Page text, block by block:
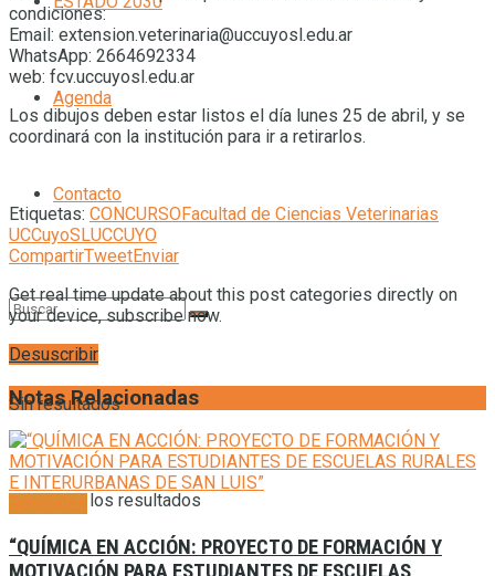
Agenda
Contacto
Sin resultados
Ver todos los resultados
condiciones:
Email: extension.veterinaria@uccuyosl.edu.ar
WhatsApp: 2664692334
web: fcv.uccuyosl.edu.ar
Los dibujos deben estar listos el día lunes 25 de abril, y se
coordinará con la institución para ir a retirarlos.
Etiquetas: CONCURSOFacultad de Ciencias Veterinarias
UCCuyoSLUCCUYO
CompartirTweetEnviar
Get real time update about this post categories directly on
your device, subscribe now.
Desuscribir
Notas Relacionadas
“QUÍMICA EN ACCIÓN: PROYECTO DE FORMACIÓN Y